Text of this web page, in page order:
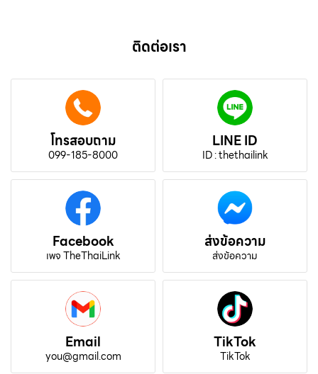
ติดต่อเรา
โทรสอบถาม
099-185-8000
LINE ID
ID : thethailink
Facebook
เพจ TheThaiLink
ส่งข้อความ
ส่งข้อความ
Email
you@gmail.com
TikTok
TikTok